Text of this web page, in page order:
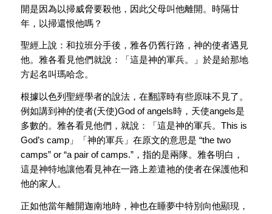
開是因為以掃威脅要殺他，因此父母叫他離開。時隔廿
年，以掃還恨他嗎？
聖經上說：和拉班分手後，雅各仍舊行路，神的使者遇見
他。雅各看見他們就說：「這是神的軍兵。」於是給那地
方起名叫瑪哈念。
根據以色列聖經學者的說法，在翻譯時有些原味不見了。
例如講到神的使者(天使)God of angels時，天使angels是
多數的。雅各看見他們，就說：「這是神的軍兵。This is
God’s camp」「神的軍兵」在原文的意思是 “the two
camps” or “a pair of camps.”，指的是兩隊。雅各明白，
這是神特地讓他看見神在一路上差遣祂的使者在保護他和
他的家人。
正如他當年離開迦南地時，神也在睡夢中特別向他顯現，